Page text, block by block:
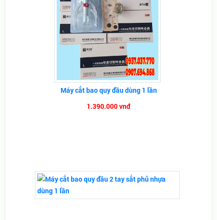
Máy cắt bao quy đầu dùng 1 lần
1.390.000 vnđ